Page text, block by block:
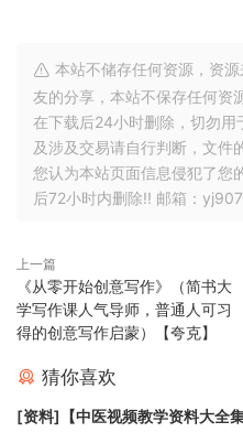
本站不储存任何资源，资
友的分享，本站不保存任何资
在下载后24小时删除，切勿用
及涉及交易请自行判断，文件
您认为本站页面信息侵犯了您
后72小时内删除!! 邮箱：
上一篇
《从零开始创意写作》（简书大
学写作课人气导师，普通人可习
得的创意写作启蒙）【夸克】
猜你喜欢
[资料]【中医视频教学资料大全